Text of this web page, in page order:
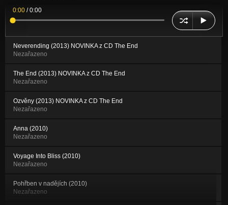
0:00 /0:00
Neverending (2013) NOVINKA z CD The End
Nezařazeno
The End (2013) NOVINKA z CD The End
Nezařazeno
Ozvěny (2013) NOVINKA z CD The End
Nezařazeno
Anna (2010)
Nezařazeno
Voyage Into Bliss (2010)
Nezařazeno
Pohřben v nadějích (2010)
Nezařazeno